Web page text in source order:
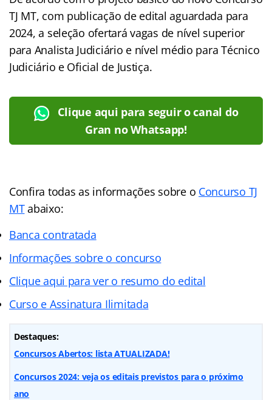
TJ MT, com publicação de edital aguardada para
2024, a seleção ofertará vagas de nível superior
para Analista Judiciário e nível médio para Técnico
Judiciário e Oficial de Justiça.
Clique aqui para seguir o canal do
Gran no Whatsapp!
Confira todas as informações sobre o Concurso TJ
MTabaixo:
Banca contratada
Informações sobre o concurso
Clique aqui para ver o resumo do edital
Curso e Assinatura Ilimitada
Destaques:
Concursos Abertos: lista ATUALIZADA!
Concursos 2024: veja os editais previstos para o próximo
ano